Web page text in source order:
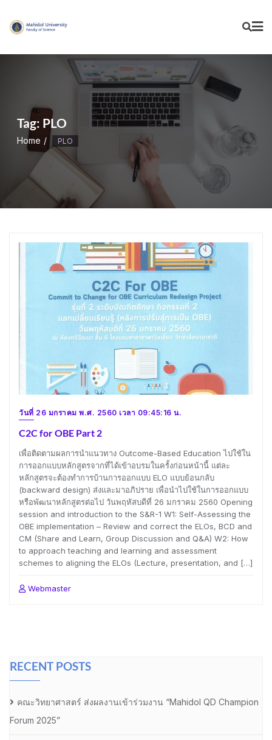
content
Tag: PLO
Home PLO
วันที่ 26 มกราคม พ.ศ. 2560 เวลา 09:45:16 น.
C2C for OBE Part 2
เพื่อติดตามผลการนำแนวทาง Outcome-Based Education ไปใช้ใน
การออกแบบหลักสูตรจากที่ได้เข้าอบรมในครั้งก่อนหน้านี้ แต่ละ
หลักสูตรจะต้องทำการบ้านการออกแบบ ELO แบบย้อนกลับ
(backward design) ส่งและมาอภิปราย เพื่อนำไปใช้ในการออกแบบ
หรือพัฒนาหลักสูตรต่อไป วันพฤหัสบดีที่ 26 มกราคม 2560 Opening
session and introduction to the S&R-1 W1: Self-Assessing the
OBE implementation – Review and correct the ELOs, BCD and
CM (Share and Learn, Group Discussion and Q&A) W2: How
to approach teaching and learning and assessment
schemes to aligning the ELOs (Lecture, presentation, and […]
Webmaster
RECENT POSTS
คณะวิทยาศาสตร์ ส่งผลงานเข้าร่วมงาน “Mahidol QD Champion
Forum 2025”